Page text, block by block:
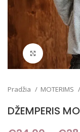
Padidinti
Pradžia MOTERIMS
DŽEMPERIS